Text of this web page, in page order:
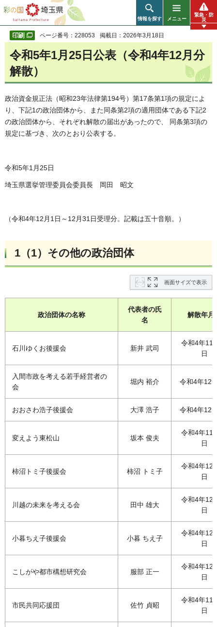
彩の国 埼玉県
情報を探す メニュー
緊急・防
災
ページ番号：228053 掲載日：2026年3月18日
令和5年1月25日公表（令和4年12月分
解散）
政治資金規正法（昭和23年法律第194号）第17条第1項の規定によ
り、下記1の政治団体から、また同条第2項の適用団体である下記2
の政治団体から、それぞれ解散の届出があったので、 同条第3項の
規定に基づき、次のとおり公表する。
令和5年1月25日
埼玉県選挙管理委員会委員長 岡田 昭文
（令和4年12月1日～12月31日受理分。記載は五十音順。）
1（1）その他の政治団体
画面サイズで表示
政治団体の名称
代表者の氏
名
解散年月
石川ゆくお後援会 新井 武司
令和4年11
日
入間市政を考える若手経営者の
会
堀内 裕介 令和4年12
おおさわ浩子後援会 大澤 浩子 令和4年12
変えよう東松山 坂本 俊夫
令和4年11
日
柿沼トミ子後援会 柿沼 トミ子
令和4年12
日
川越の未来を考える会 田中 雄大
令和4年12
日
小暮ちえ子後援会 小暮 ちえ子
令和4年12
日
こしがや都市構想研究会 服部 正一
令和4年12
日
市民共同応援団 佐竹 貞昭
令和4年11
日